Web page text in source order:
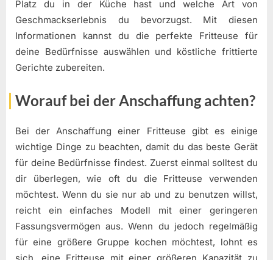
Platz du in der Küche hast und welche Art von
Geschmackserlebnis du bevorzugst. Mit diesen
Informationen kannst du die perfekte Fritteuse für
deine Bedürfnisse auswählen und köstliche frittierte
Gerichte zubereiten.
Worauf bei der Anschaffung achten?
Bei der Anschaffung einer Fritteuse gibt es einige
wichtige Dinge zu beachten, damit du das beste Gerät
für deine Bedürfnisse findest. Zuerst einmal solltest du
dir überlegen, wie oft du die Fritteuse verwenden
möchtest. Wenn du sie nur ab und zu benutzen willst,
reicht ein einfaches Modell mit einer geringeren
Fassungsvermögen aus. Wenn du jedoch regelmäßig
für eine größere Gruppe kochen möchtest, lohnt es